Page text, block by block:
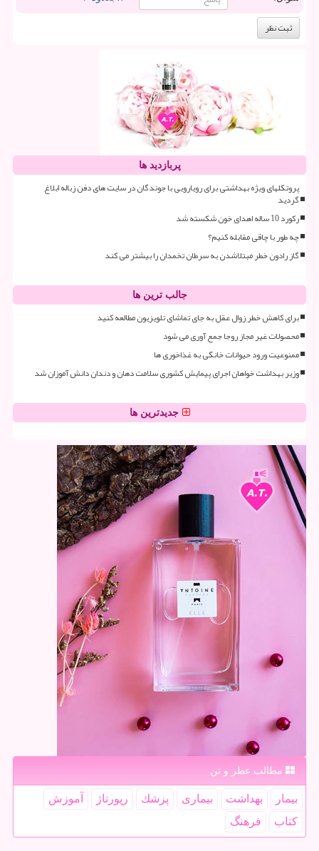
پربازدید ها
پروتکلهای ویژه بهداشتی برای رویارویی با جوندگان در سایت های دفن زباله ابلاغ
گردید
رکورد 10 ساله اهدای خون شکسته شد
چه طور با چاقی مقابله کنیم؟
گاز رادون خطر مبتلاشدن به سرطان تخمدان را بیشتر می کند
جالب ترین ها
برای کاهش خطر زوال عقل به جای تماشای تلویزیون مطالعه کنید
محصولات غیر مجاز روجا جمع آوری می شود
ممنوعیت ورود حیوانات خانگی به غذاخوری ها
وزیر بهداشت خواهان اجرای پیمایش کشوری سلامت دهان و دندان دانش آموزان شد
جدیدترین ها
مطالب عطر و تن
بیمار بهداشت بیماری پزشك رپورتاژ
آموزش
كتاب
فرهنگ